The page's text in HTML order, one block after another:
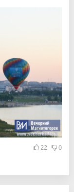
22 0